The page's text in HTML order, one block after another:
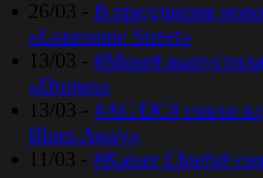
26/03 - В преддверие
«Lonesome Street»
13/03 - #Muse#
«Drones»
13/03 - #AC/DC# сняли
Blues Away»
11/03 - #Kaiser Chiefs#